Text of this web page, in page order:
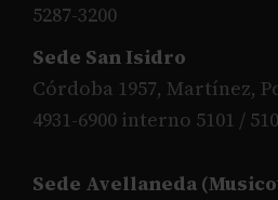
5287-3200
Sede San Isidro
Córdoba 1957, Martínez,
4931-6900 interno 5101 /
Sede Avellaneda